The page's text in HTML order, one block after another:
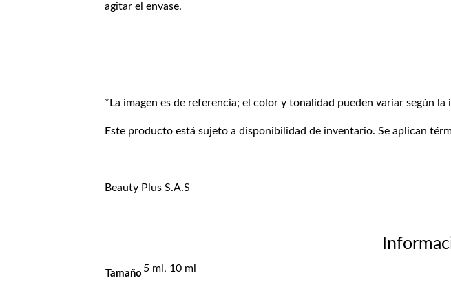
agitar el envase.
*La imagen es de referencia; el color y tonalidad pueden variar según
Este producto está sujeto a disponibilidad de inventario. Se aplican
Beauty Plus S.A.S
Tamaño 5 ml, 10 ml